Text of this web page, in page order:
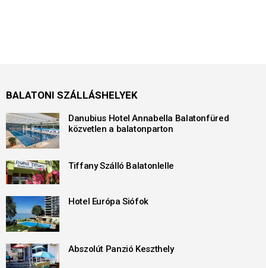
BALATONI SZÁLLÁSHELYEK
Danubius Hotel Annabella Balatonfüred
közvetlen a balatonparton
Tiffany Szálló Balatonlelle
Hotel Európa Siófok
Abszolút Panzió Keszthely